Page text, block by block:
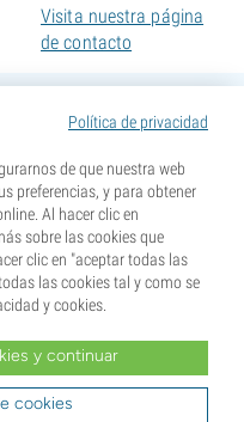
Política de privacidad
de que nuestra web
preferencias, y para obtener
Al hacer clic en
sobre las cookies que
clic en "aceptar todas las
las cookies tal y como se
y cookies.
y continuar
cookies
Visita nuestra página
de contacto
de semillas es ilegal en muchos
También eximes de toda responsabilidad a
de ellas.